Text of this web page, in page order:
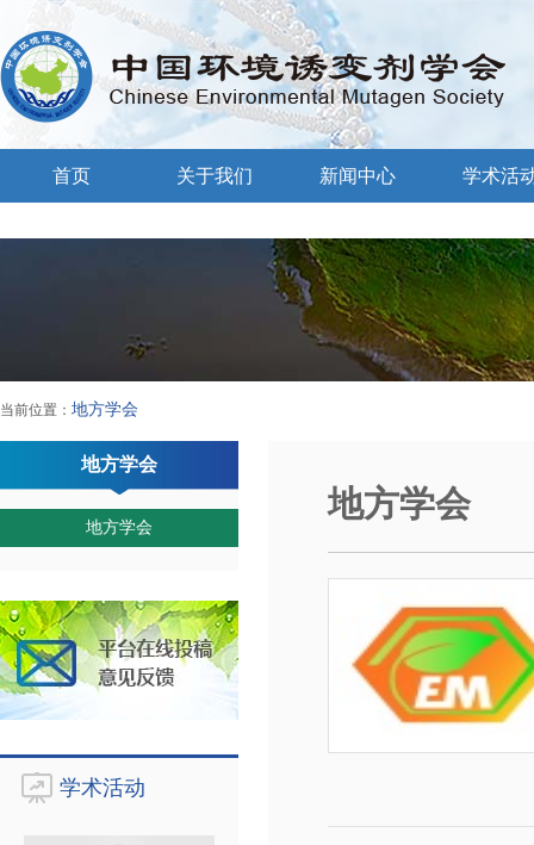
首页 关于我们 新闻中心 学术活
当前位置： 地方学会
地方学会
地方学会
学术活动
地方学会